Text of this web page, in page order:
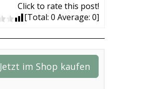
Click to rate this post!
[Total: 0 Average: 0]
Jetzt im Shop kaufen